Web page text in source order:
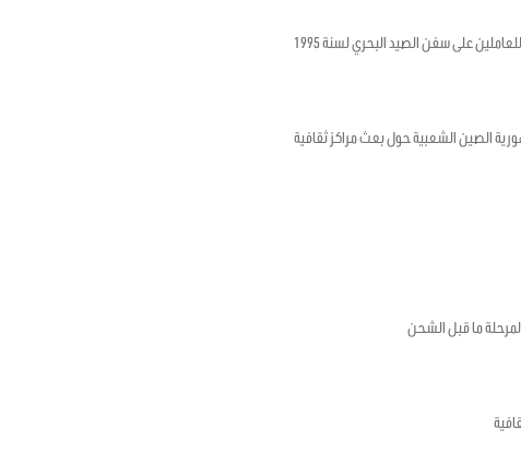
على سفن الصيد البحري لسنة 1995